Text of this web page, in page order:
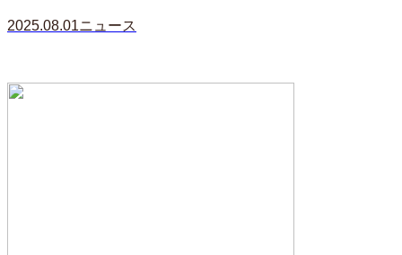
2025.08.01ニュース